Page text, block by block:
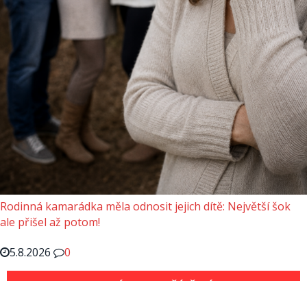
Rodinná kamarádka měla odnosit jejich dítě: Největší šok
ale přišel až potom!
5.8.2026
0